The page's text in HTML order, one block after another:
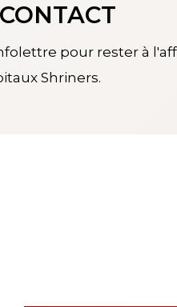
pour rester à
Shriners.